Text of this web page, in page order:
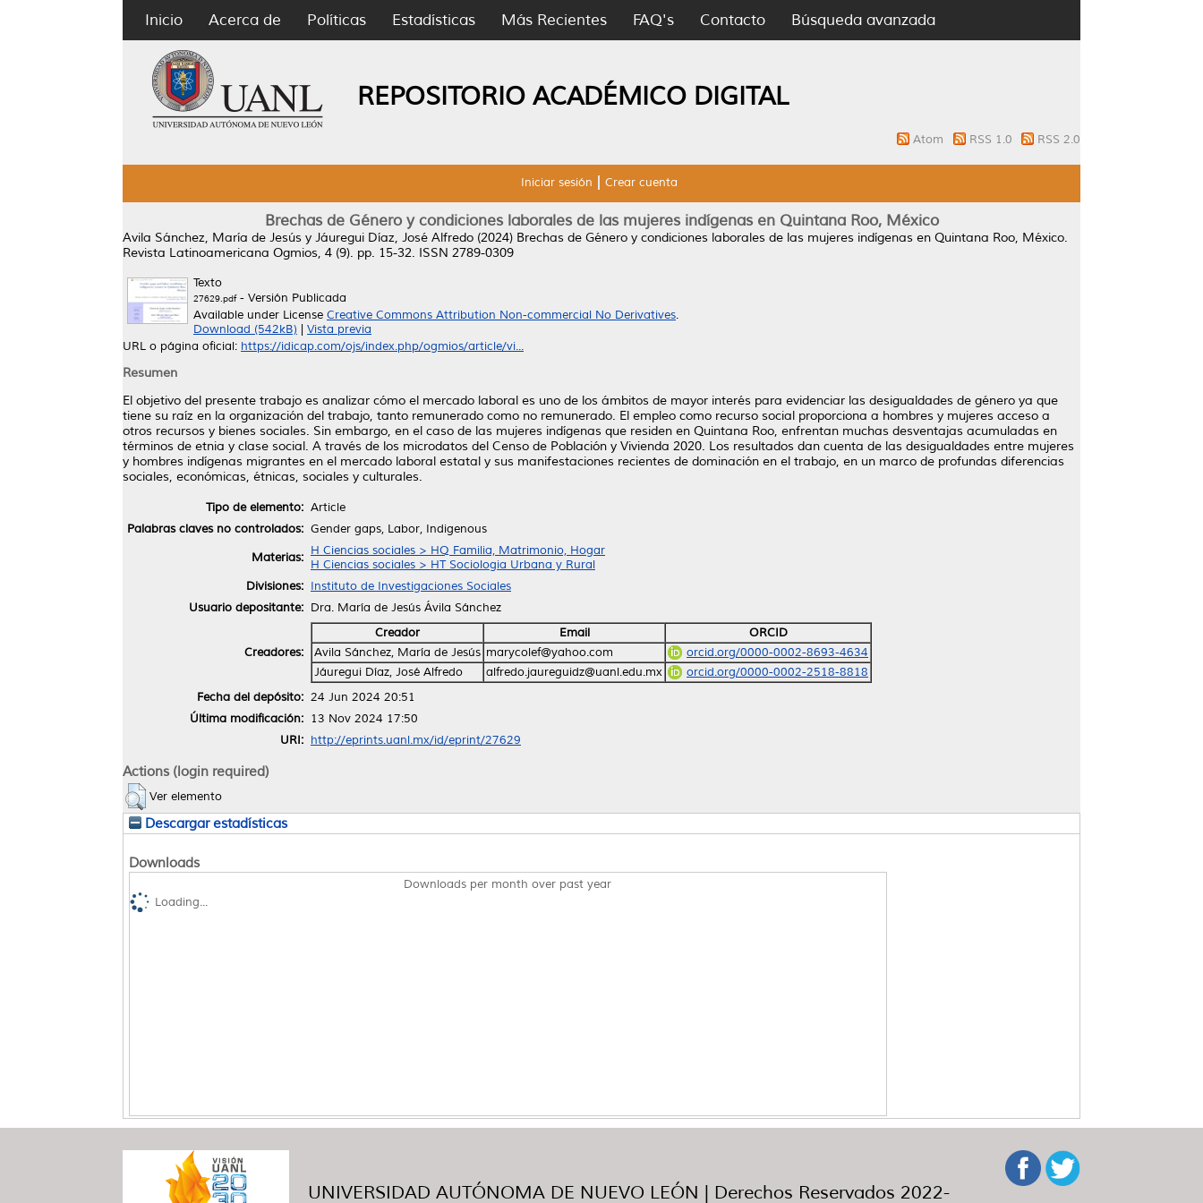
Inicio Acerca de Políticas Estadísticas Más Recientes FAQ's Contacto Búsqueda avanzada
REPOSITORIO ACADÉMICO DIGITAL
Atom RSS 1.0 RSS 2.0
Iniciar sesión Crear cuenta
Brechas de Género y condiciones laborales de las mujeres indígenas en Quintana Roo, México
Avila Sánchez, María de Jesús y Jáuregui Díaz, José Alfredo (2024) Brechas de Género y condiciones laborales de las mujeres indígenas en Quintana Roo, México.
Revista Latinoamericana Ogmios, 4 (9). pp. 15-32. ISSN 2789-0309
Texto
27629.pdf- Versión Publicada
Available under License Creative Commons Attribution Non-commercial No Derivatives.
Download (542kB)
Vista previa
URL o página oficial: https://idicap.com/ojs/index.php/ogmios/article/vi...
Resumen
El objetivo del presente trabajo es analizar cómo el mercado laboral es uno de los ámbitos de mayor interés para evidenciar las desigualdades de género ya que
tiene su raíz en la organización del trabajo, tanto remunerado como no remunerado. El empleo como recurso social proporciona a hombres y mujeres acceso a
otros recursos y bienes sociales. Sin embargo, en el caso de las mujeres indígenas que residen en Quintana Roo, enfrentan muchas desventajas acumuladas en
términos de etnia y clase social. A través de los microdatos del Censo de Población y Vivienda 2020. Los resultados dan cuenta de las desigualdades entre mujeres
y hombres indígenas migrantes en el mercado laboral estatal y sus manifestaciones recientes de dominación en el trabajo, en un marco de profundas diferencias
sociales, económicas, étnicas, sociales y culturales.
Tipo de elemento: Article
Palabras claves no controlados: Gender gaps, Labor, Indigenous
Materias: H Ciencias sociales > HQ Familia, Matrimonio, Hogar
H Ciencias sociales > HT Sociologia Urbana y Rural
Divisiones: Instituto de Investigaciones Sociales
Usuario depositante: Dra. María de Jesús Ávila Sánchez
Creadores:
Creador Email
ORCID
Avila Sánchez, María de Jesús marycolef@yahoo.com
orcid.org/0000-0002-8693-4634
Jáuregui Díaz, José Alfredo
alfredo.jaureguidz@uanl.edu.mx
orcid.org/0000-0002-2518-8818
Fecha del depósito: 24 Jun 2024 20:51
Última modificación: 13 Nov 2024 17:50
URI: http://eprints.uanl.mx/id/eprint/27629
Actions (login required)
Ver elemento
Descargar estadísticas
Downloads
Downloads per month over past year
Loading...
UNIVERSIDAD AUTÓNOMA DE NUEVO LEÓN | Derechos Reservados 2022-